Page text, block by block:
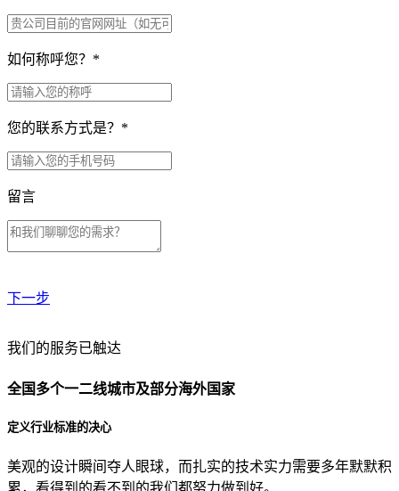
如何称呼您？ *
您的联系方式是？ *
留言
下一步
贵公司预算范围是？
贵公司的团队规模是？
目前主要的营销渠道是？
我们的服务已触达
全国多个一二线城市及部分海外国家
定义行业标准的决心
美观的设计瞬间夺人眼球，而扎实的技术实力需要多年默默积
累，看得到的看不到的我们都努力做到好。